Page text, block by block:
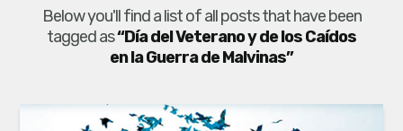
Below you'll find a list of all posts that have been
tagged as“Día del Veterano y de los Caídos
en la Guerra de Malvinas”